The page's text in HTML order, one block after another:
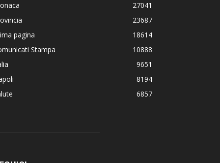
27041
23687
pagina
18614
Stampa
10888
9651
8194
6857